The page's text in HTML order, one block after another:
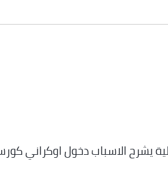
يشرح الاسباب دخول اوكراني